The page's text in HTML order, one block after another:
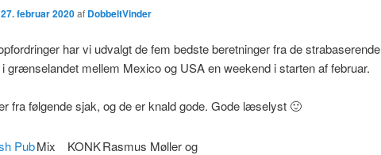
27. februar 2020af DobbeltVinder
har vi udvalgt de fem bedste beretninger fra de strabaserende
grænselandet mellem Mexico og USA en weekend i starten af februar.
fra følgende sjak, og de er knald gode. Gode læselyst 🙂
PubMix KONKRasmus Møller og